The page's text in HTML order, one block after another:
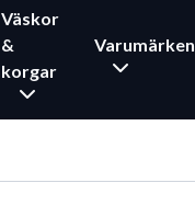
Väskor
&
korgar
Varumärken